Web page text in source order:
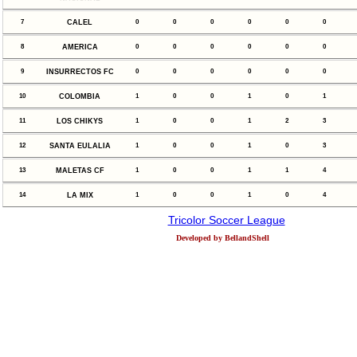
7 CALEL 0 0 0 0 0 0
8 AMERICA 0 0 0 0 0 0
9 INSURRECTOS FC 0 0 0 0 0 0
10 COLOMBIA 1 0 0 1 0 1
11 LOS CHIKYS 1 0 0 1 2 3
12 SANTA EULALIA 1 0 0 1 0 3
13 MALETAS CF 1 0 0 1 1 4
14 LA MIX 1 0 0 1 0 4
Tricolor Soccer League
Developed by BellandShell